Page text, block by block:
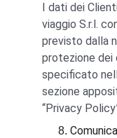
I dati dei
viaggio S.r.l.
previsto dalla
protezione dei
specificato
sezione
“Privacy